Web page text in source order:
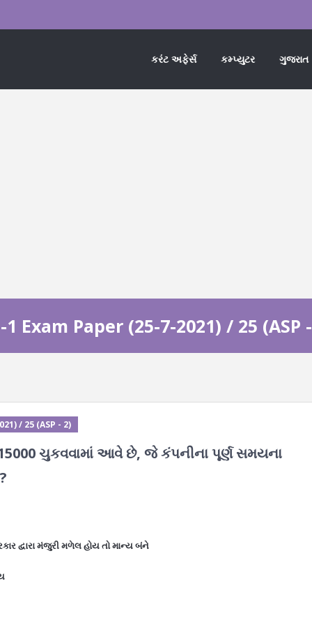
કરંટ અફેર્સ કમ્પ્યુટર ગુજરાત
Exam Paper (25-7-2021) / 25 (ASP
/ 25 (ASP - 2)
ચુકવવામાં આવે છે, જે કંપનીના પૂર્ણ સમયના
દ્વારા મંજુરી મળેલ હોય તો માન્ય બંને